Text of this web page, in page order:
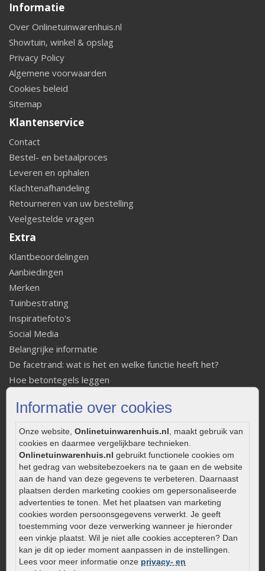
Informatie over cookies
Onze website, Onlinetuinwarenhuis.nl, maakt gebruik van
cookies en daarmee vergelijkbare technieken.
Onlinetuinwarenhuis.nl gebruikt functionele cookies om
het gedrag van websitebezoekers na te gaan en de website
aan de hand van deze gegevens te verbeteren. Daarnaast
plaatsen derden marketing cookies om gepersonaliseerde
advertenties te tonen. Met het plaatsen van marketing
cookies worden persoonsgegevens verwerkt. Je geeft
toestemming voor deze verwerking wanneer je hieronder
een vinkje plaatst. Wil je niet alle cookies accepteren? Dan
kan je dit op ieder moment aanpassen in de instellingen.
Lees voor meer informatie onze privacy- en
Informatie
Over Onlinetuinwarenhuis.nl
Showtuin, winkel & opslag
Privacy Policy
Algemene voorwaarden
Cookies beleid
Sitemap
Klantenservice
Contact
Bestel- en betaalproces
Leveren en ophalen
Klachtenafhandeling
Retourneren van uw bestelling
Veelgestelde vragen
Extra
Klantbeoordelingen
Aanbiedingen
Merken
Tuinbestrating
Inspiratiefoto's
Social Media
Belangrijke informatie
De facetrand: wat is het en welke functie heeft het?
Hoe betontegels leggen
Welke tuinstijl past bij mij
Strakke tuin inrichten
Legverbanden gebakken bestrating
Onderhoud van gebakken bestrating
Aanlegtips voor gebakken bestrating
Zelf een terras aanleggen
Kleine stadstuin inrichten
0320 – 219170
Kaapstanderweg 41
8243 RB Lelystad